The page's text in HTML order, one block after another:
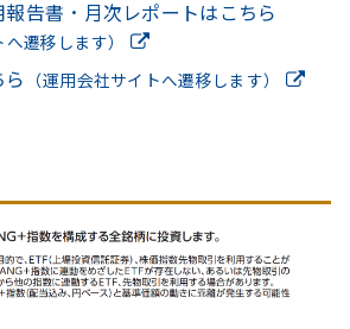
告書・月次レポートはこちら
へ遷移します）
（運用会社サイトへ遷移します）